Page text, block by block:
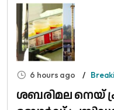
6 hours ago
ശബരിമല നെയ്